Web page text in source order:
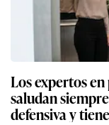
Los expertos
saludan
defensiva y